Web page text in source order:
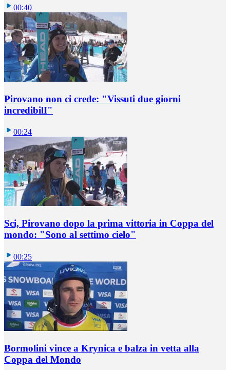
00:40
Pirovano non ci crede: "Vissuti due giorni
incredibilI"
00:24
Sci, Pirovano dopo la prima vittoria in Coppa del
mondo: "Sono al settimo cielo"
00:25
Bormolini vince a Krynica e balza in vetta alla
Coppa del Mondo